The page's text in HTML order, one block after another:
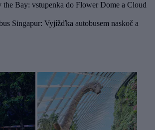
the Bay: vstupenka do Flower Dome a Cloud
Singapur: Vyjížďka autobusem naskoč a